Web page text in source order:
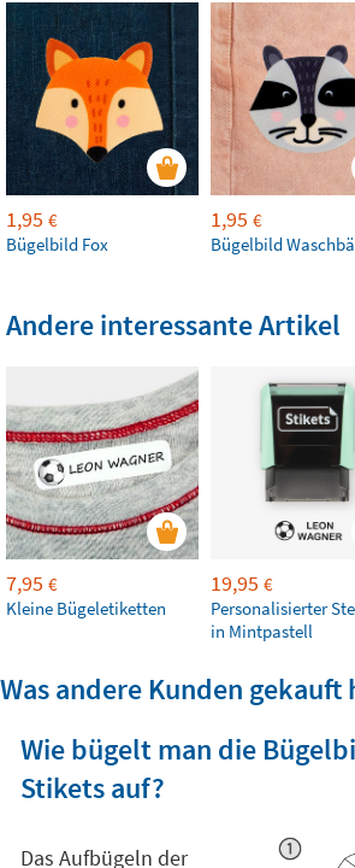
1,95 €
Bügelbild Fox
1,95 €
Bügelbild
Andere interessante Artikel
7,95 €
Kleine Bügeletiketten
19,95 €
Personalisierter
in Mintpastell
Was andere Kunden gekauft
Wie bügelt man die
Stikets auf?
Das Aufbügeln der